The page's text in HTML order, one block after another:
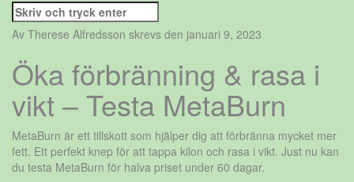
Sök
efter:
Av Therese Alfredsson skrevs den januari 9, 2023
Öka förbränning & rasa i
vikt – Testa MetaBurn
MetaBurn är ett tillskott som hjälper dig att förbränna mycket mer
fett. Ett perfekt knep för att tappa kilon och rasa i vikt. Just nu kan
du testa MetaBurn för halva priset under 60 dagar.